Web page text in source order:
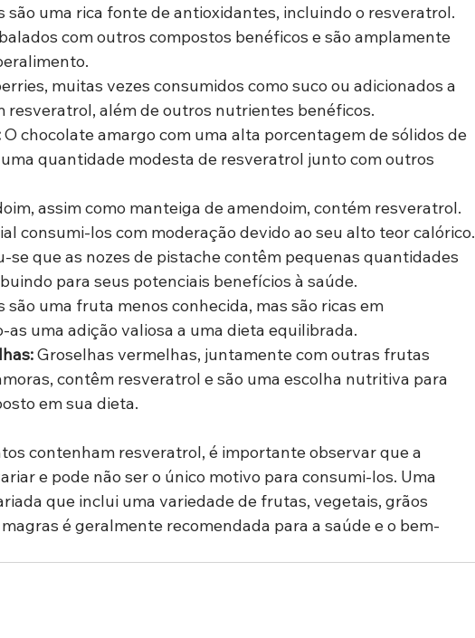
são uma rica fonte de antioxidantes, incluindo o resveratrol.
com outros compostos benéficos e são amplamente
muitas vezes consumidos como suco ou adicionados a
resveratrol, além de outros nutrientes benéficos.
O chocolate amargo com uma alta porcentagem de sólidos de
quantidade modesta de resveratrol junto com outros
assim como manteiga de amendoim, contém resveratrol.
consumi-los com moderação devido ao seu alto teor calórico.
se que as nozes de pistache contêm pequenas quantidades
para seus potenciais benefícios à saúde.
são uma fruta menos conhecida, mas são ricas em
uma adição valiosa a uma dieta equilibrada.
Groselhas vermelhas, juntamente com outras frutas
contêm resveratrol e são uma escolha nutritiva para
em sua dieta.
contenham resveratrol, é importante observar que a
e pode não ser o único motivo para consumi-los. Uma
que inclui uma variedade de frutas, vegetais, grãos
é geralmente recomendada para a saúde e o bem-